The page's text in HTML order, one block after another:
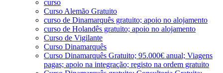
curso
Curso Alemão Gratuito
curso de Dinamarquês gratuito; apoio no alojamento
curso de Holandês gratuito; apoio no alojamento
Curso de Vigilante
Curso Dinamarquês
Curso Dinamarquês Gratuito; 95.000€ anual; Viagens
pagas; apoio na integração; registo na ordem gratuito